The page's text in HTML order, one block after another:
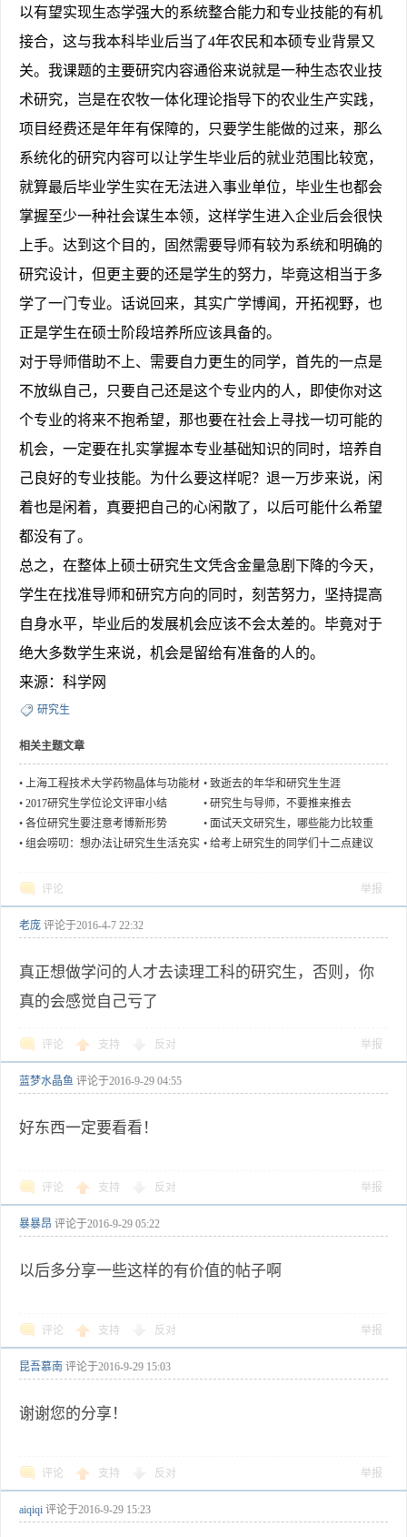
以有望实现生态学强大的系统整合能力和专业技能的有机
接合，这与我本科毕业后当了4年农民和本硕专业背景又
关。我课题的主要研究内容通俗来说就是一种生态农业技
术研究，岂是在农牧一体化理论指导下的农业生产实践，
项目经费还是年年有保障的，只要学生能做的过来，那么
系统化的研究内容可以让学生毕业后的就业范围比较宽，
就算最后毕业学生实在无法进入事业单位，毕业生也都会
掌握至少一种社会谋生本领，这样学生进入企业后会很快
上手。达到这个目的，固然需要导师有较为系统和明确的
研究设计，但更主要的还是学生的努力，毕竟这相当于多
学了一门专业。话说回来，其实广学博闻，开拓视野，也
正是学生在硕士阶段培养所应该具备的。
对于导师借助不上、需要自力更生的同学，首先的一点是
不放纵自己，只要自己还是这个专业内的人，即使你对这
个专业的将来不抱希望，那也要在社会上寻找一切可能的
机会，一定要在扎实掌握本专业基础知识的同时，培养自
己良好的专业技能。为什么要这样呢？退一万步来说，闲
着也是闲着，真要把自己的心闲散了，以后可能什么希望
都没有了。
总之，在整体上硕士研究生文凭含金量急剧下降的今天，
学生在找准导师和研究方向的同时，刻苦努力，坚持提高
自身水平，毕业后的发展机会应该不会太差的。毕竟对于
绝大多数学生来说，机会是留给有准备的人的。
来源：科学网
研究生
相关主题文章
• 上海工程技术大学药物晶体与功能材
料课题组接受研究生调剂
• 致逝去的年华和研究生生涯
• 2017研究生学位论文评审小结 • 研究生与导师，不要推来推去
• 各位研究生要注意考博新形势 • 面试天文研究生，哪些能力比较重
要？
• 组会唠叨：想办法让研究生生活充实 • 给考上研究生的同学们十二点建议
评论 举报
老庞 评论于2016-4-7 22:32
真正想做学问的人才去读理工科的研究生，否则，你
真的会感觉自己亏了
评论 支持 反对 举报
蓝梦水晶鱼 评论于2016-9-29 04:55
好东西一定要看看！
评论 支持 反对 举报
暴暴昂 评论于2016-9-29 05:22
以后多分享一些这样的有价值的帖子啊
评论 支持 反对 举报
昆吾慕南 评论于2016-9-29 15:03
谢谢您的分享！
评论 支持 反对 举报
aiqiqi 评论于2016-9-29 15:23